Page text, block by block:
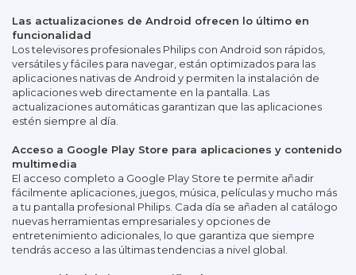
Las actualizaciones de Android ofrecen lo último en
funcionalidad
Los televisores profesionales Philips con Android son rápidos,
versátiles y fáciles para navegar, están optimizados para las
aplicaciones nativas de Android y permiten la instalación de
aplicaciones web directamente en la pantalla. Las
actualizaciones automáticas garantizan que las aplicaciones
estén siempre al día.
Acceso a Google Play Store para aplicaciones y contenido
multimedia
El acceso completo a Google Play Store te permite añadir
fácilmente aplicaciones, juegos, música, películas y mucho más
a tu pantalla profesional Philips. Cada día se añaden al catálogo
nuevas herramientas empresariales y opciones de
entretenimiento adicionales, lo que garantiza que siempre
tendrás acceso a las últimas tendencias a nivel global.